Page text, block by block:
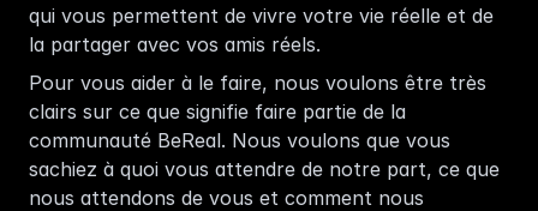
Get Verified
qui vous permettent de vivre votre vie réelle et de
la partager avec vos amis réels.
Pour vous aider à le faire, nous voulons être très
clairs sur ce que signifie faire partie de la
communauté BeReal. Nous voulons que vous
sachiez à quoi vous attendre de notre part, ce que
nous attendons de vous et comment nous